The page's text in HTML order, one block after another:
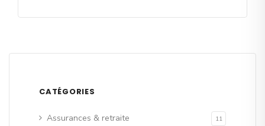
CATÉGORIES
Assurances & retraite 11